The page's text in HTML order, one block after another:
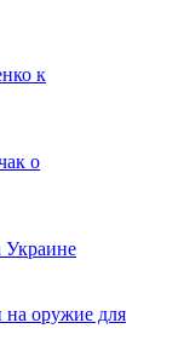
к
о
оружие для